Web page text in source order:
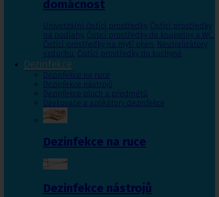
domácnost
Univerzální čistící prostředky, Čistící prostředky
na podlahy, Čisticí prostředky do koupelny a WC,
Čistící prostředky na mytí oken, Neutralizátory
vzduchu, Čistící prostředky do kuchyně
Dezinfekce
Dezinfekce na ruce
Dezinfekce nástrojů
Dezinfekce ploch a předmětů
Dávkovače a aplikátory dezinfekce
Dezinfekce na ruce
Dezinfekce nástrojů